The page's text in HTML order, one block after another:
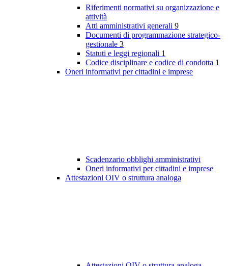
Riferimenti normativi su organizzazione e
attività
Atti amministrativi generali 9
Documenti di programmazione strategico-
gestionale 3
Statuti e leggi regionali 1
Codice disciplinare e codice di condotta 1
Oneri informativi per cittadini e imprese
Scadenzario obblighi amministrativi
Oneri informativi per cittadini e imprese
Attestazioni OIV o struttura analoga